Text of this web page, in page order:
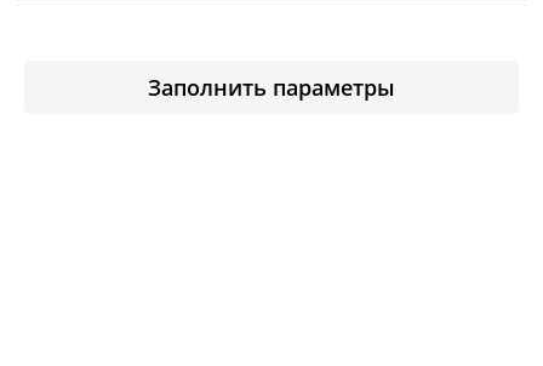
Заполнить параметры